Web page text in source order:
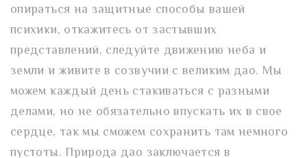
опираться на защитные способы вашей
психики, откажитесь от застывших
представлений, следуйте движению неба и
земли и живите в созвучии с великим дао. Мы
можем каждый день стакиваться с разными
делами, но не обязательно впускать их в свое
сердце, так мы сможем сохранить там немного
пустоты. Природа дао заключается в